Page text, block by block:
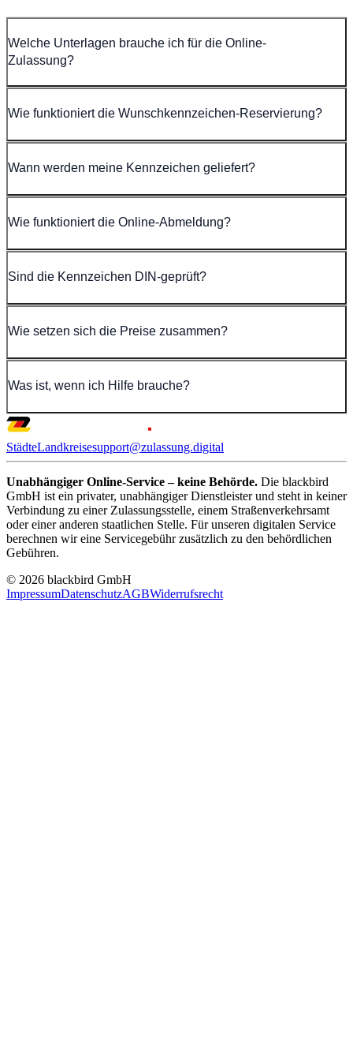
Welche Unterlagen brauche ich für die Online-
Zulassung?
Wie funktioniert die Wunschkennzeichen-Reservierung?
Wann werden meine Kennzeichen geliefert?
Wie funktioniert die Online-Abmeldung?
Sind die Kennzeichen DIN-geprüft?
Wie setzen sich die Preise zusammen?
Was ist, wenn ich Hilfe brauche?
StädteLandkreisesupport@zulassung.digital
Unabhängiger Online-Service – keine Behörde. Die blackbird
GmbH ist ein privater, unabhängiger Dienstleister und steht in keiner
Verbindung zu einer Zulassungsstelle, einem Straßenverkehrsamt
oder einer anderen staatlichen Stelle. Für unseren digitalen Service
berechnen wir eine Servicegebühr zusätzlich zu den behördlichen
Gebühren.
© 2026 blackbird GmbH
ImpressumDatenschutzAGBWiderrufsrecht